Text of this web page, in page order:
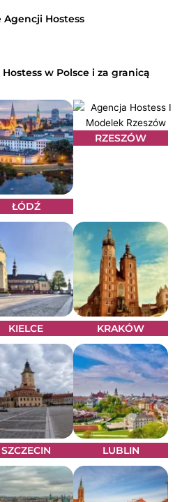
Agencji Hostess
w Polsce i za granicą
ŁÓDŹ
RZESZÓW
KIELCE KRAKÓW
SZCZECIN LUBLIN